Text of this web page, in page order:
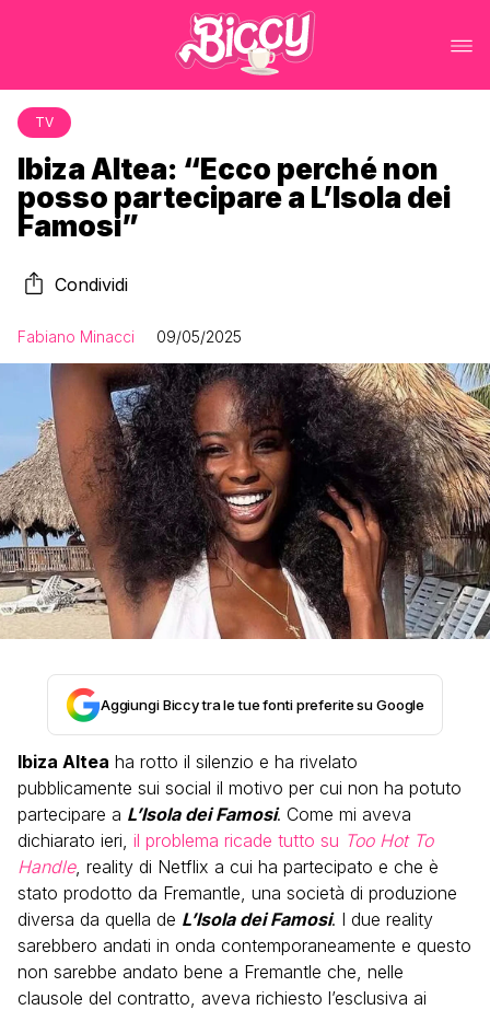
TV
Ibiza Altea: “Ecco perché non
posso partecipare a L’Isola dei
Famosi”
Condividi
Fabiano Minacci 09/05/2025
Aggiungi Biccy tra le tue fonti preferite su Google
Ibiza Altea ha rotto il silenzio e ha rivelato
pubblicamente sui social il motivo per cui non ha potuto
partecipare a L’Isola dei Famosi. Come mi aveva
dichiarato ieri, il problema ricade tutto su Too Hot To
Handle, reality di Netflix a cui ha partecipato e che è
stato prodotto da Fremantle, una società di produzione
diversa da quella de L’Isola dei Famosi. I due reality
sarebbero andati in onda contemporaneamente e questo
non sarebbe andato bene a Fremantle che, nelle
clausole del contratto, aveva richiesto l’esclusiva ai